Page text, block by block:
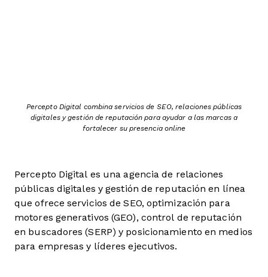
Percepto Digital combina servicios de SEO, relaciones públicas
digitales y gestión de reputación para ayudar a las marcas a
fortalecer su presencia online
Percepto Digital es una agencia de relaciones
públicas digitales y gestión de reputación en línea
que ofrece servicios de SEO, optimización para
motores generativos (GEO), control de reputación
en buscadores (SERP) y posicionamiento en medios
para empresas y líderes ejecutivos.